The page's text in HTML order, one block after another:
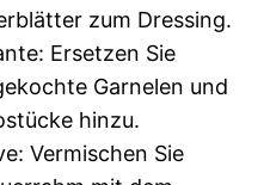
zum Dressing.
Ersetzen Sie
Garnelen und
hinzu.
Vermischen Sie